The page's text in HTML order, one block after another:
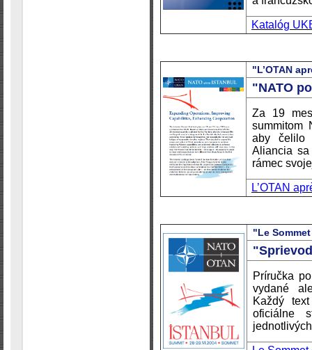
Katalóg
"L’OTAN
"NATO
Za 19
summitom
aby čelilo
Aliancia
rámec
L’OTAN
"Le
Príručka
vydané
Každý
oficiálne